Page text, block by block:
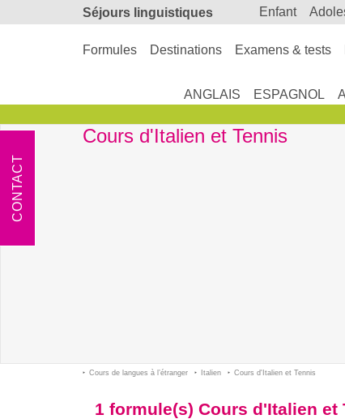
Séjours linguistiques enfant
Formules Destinations Examens & tests
ANGLAIS ESPAGNOL
Cours d'Italien et Tennis
Cours de langues à l’étranger Italien Cours d'Italien et Tennis
1 formule(s) Cours d'Italien et
CONTACT